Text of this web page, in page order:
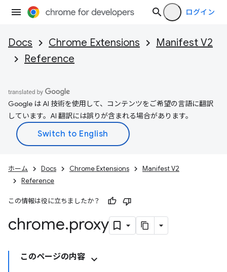
ログイン
Docs Chrome Extensions
Manifest V2
Reference
Google は AI 技術を使用して、コンテンツをご希望の言語に翻訳
しています。AI 翻訳には誤りが含まれる場合があります。
ホーム Docs Chrome Extensions
Manifest V2
Reference
この情報は役に立ちましたか？
chrome.proxy
このページの内容